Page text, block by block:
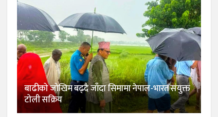
बाढीको जोखिम बढ्दै जाँदा सिमामा नेपाल-भारत संयुक्त
टोली सक्रिय